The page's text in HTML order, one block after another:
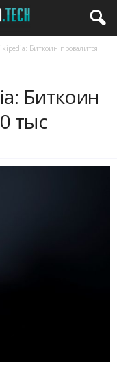
Биткоин провалится
Биткоин
тыс